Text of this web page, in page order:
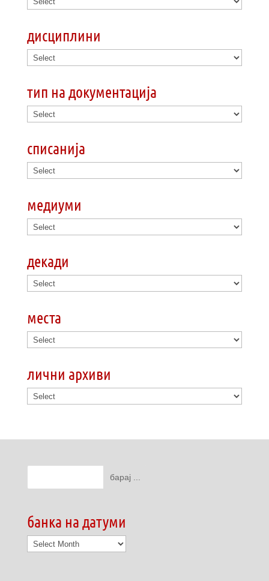
дисциплини
тип на документација
списанија
медиуми
декади
места
лични архиви
банка на датуми
банка
на